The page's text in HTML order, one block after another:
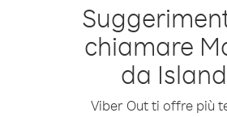
chiamare
da
Viber Out ti offre più